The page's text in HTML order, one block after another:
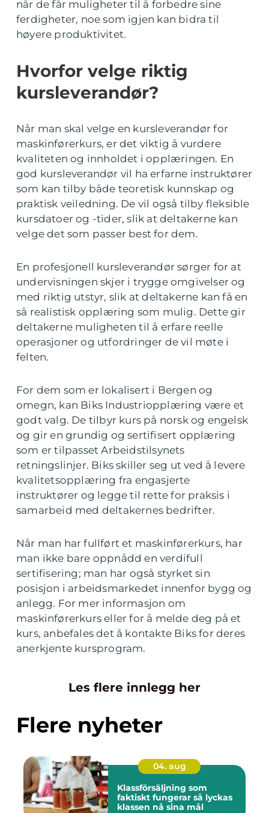
når de får muligheter til å forbedre sine
ferdigheter, noe som igjen kan bidra til
høyere produktivitet.
Hvorfor velge riktig
kursleverandør?
Når man skal velge en kursleverandør for
maskinførerkurs, er det viktig å vurdere
kvaliteten og innholdet i opplæringen. En
god kursleverandør vil ha erfarne instruktører
som kan tilby både teoretisk kunnskap og
praktisk veiledning. De vil også tilby fleksible
kursdatoer og -tider, slik at deltakerne kan
velge det som passer best for dem.
En profesjonell kursleverandør sørger for at
undervisningen skjer i trygge omgivelser og
med riktig utstyr, slik at deltakerne kan få en
så realistisk opplæring som mulig. Dette gir
deltakerne muligheten til å erfare reelle
operasjoner og utfordringer de vil møte i
felten.
For dem som er lokalisert i Bergen og
omegn, kan Biks Industriopplæring være et
godt valg. De tilbyr kurs på norsk og engelsk
og gir en grundig og sertifisert opplæring
som er tilpasset Arbeidstilsynets
retningslinjer. Biks skiller seg ut ved å levere
kvalitetsopplæring fra engasjerte
instruktører og legge til rette for praksis i
samarbeid med deltakernes bedrifter.
Når man har fullført et maskinførerkurs, har
man ikke bare oppnådd en verdifull
sertifisering; man har også styrket sin
posisjon i arbeidsmarkedet innenfor bygg og
anlegg. For mer informasjon om
maskinførerkurs eller for å melde deg på et
kurs, anbefales det å kontakte Biks for deres
anerkjente kursprogram.
Les flere innlegg her
Flere nyheter
04. aug
Klassförsäljning som
faktiskt fungerar så lyckas
klassen nå sina mål